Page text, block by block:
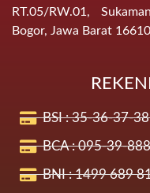
RT.05/RW.01,
Bogor, Jawa Barat 16610
BSI : 35-36-37-
BCA : 095-39-
BNI : 1499 689